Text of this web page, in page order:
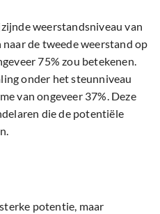
weerstandsniveau van
de tweede weerstand op
75% zou betekenen.
onder het steunniveau
van ongeveer 37%. Deze
die de potentiële
potentie, maar